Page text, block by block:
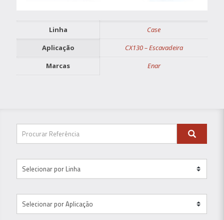
Linha
Case
Aplicação
CX130 – Escavadeira
Marcas
Enar